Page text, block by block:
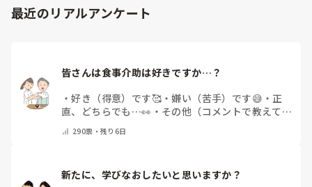
最近のリアルアンケート
皆さんは食事介助は好きですか…？
・好き（得意）です🥰・嫌い（苦手）です😅 ・ 正
直、どちらでも…👀 ・ その他（コメントで教えてく
290票・残り6日
新たに、学びなおしたいと思いますか？